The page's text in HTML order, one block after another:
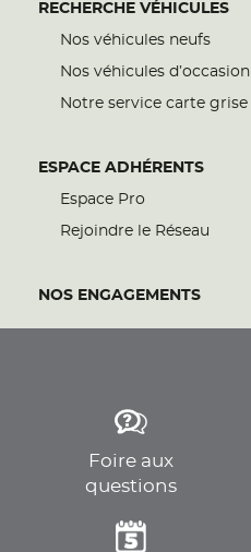
RECHERCHE VÉHICULES
Nos véhicules neufs
Nos véhicules d’occasion
Notre service carte grise
ESPACE ADHÉRENTS
Espace Pro
Rejoindre le Réseau
NOS ENGAGEMENTS
Foire aux
questions